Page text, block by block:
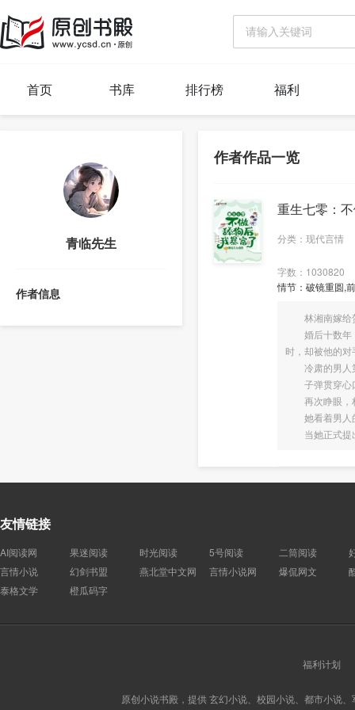
首页 书库 排行榜 福利
青临先生
作者信息
作者作品一览
重生七零：
分类：现代言情
字数：1030820
情节：破镜重圆,
林湘南嫁给
婚后十数年，
时，却被他的对
冷肃的男人第
子弹贯穿心口
再次睁眼，林
她看着男人的
当她正式提
友情链接
AI阅读网 果迷阅读 时光阅读 5号阅读 二筒阅读
言情小说
幻剑书盟 燕北堂中文网 言情小说网 爆侃网文
泰格文学
橙瓜码字
福利计划
原创小说书殿，提供 玄幻小说、校园小说、都市小说